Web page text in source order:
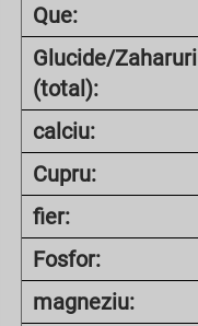
Que:
Glucide/Zaharuri
(total):
calciu:
Cupru:
fier:
Fosfor:
magneziu: